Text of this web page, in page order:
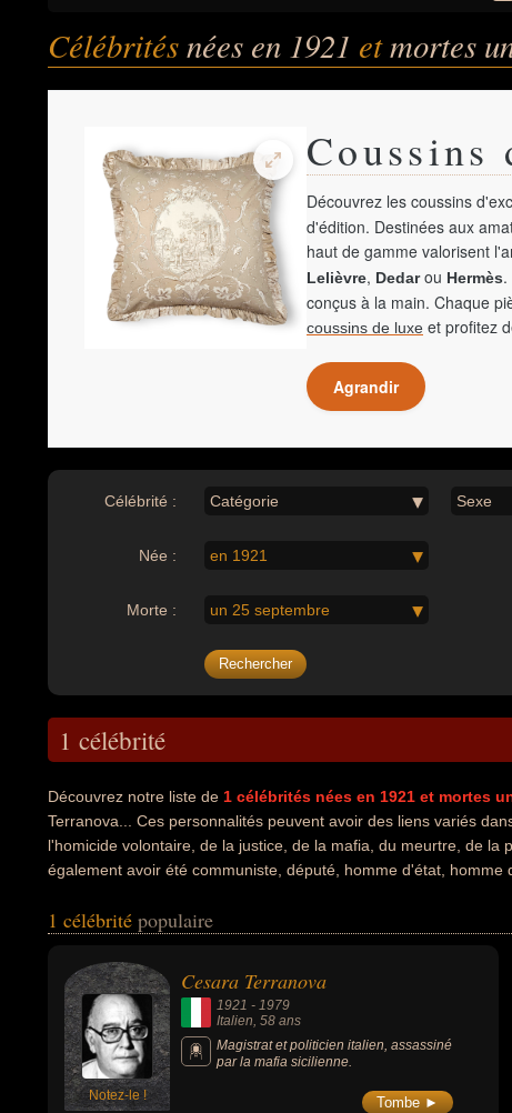
Célébritésnées en 1921 etmortes
Coussins
Découvrez les coussins
d'édition. Destinées aux
haut de gamme valorisent
Lelièvre, Dedarou Hermès
conçus à la main. Chaque
coussins de luxe et profitez
Agrandir
Célébrité : Catégorie Sexe
Née : en 1921
Morte : un 25 septembre
1 célébrité
Découvrez notre liste de 1 célébrités nées en 1921 et mortes
Terranova... Ces personnalités peuvent avoir des liens variés
l'homicide volontaire, de la justice, de la mafia, du meurtre, de
également avoir été communiste, député, homme d'état,
1 célébrité populaire
Notez-le !
Cesara Terranova
1921 - 1979
Italien, 58 ans
Magistrat et politicien italien, assassiné
par la mafia sicilienne.
Tombe ►